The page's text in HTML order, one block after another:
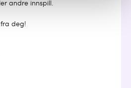
andre innspill.
fra deg!